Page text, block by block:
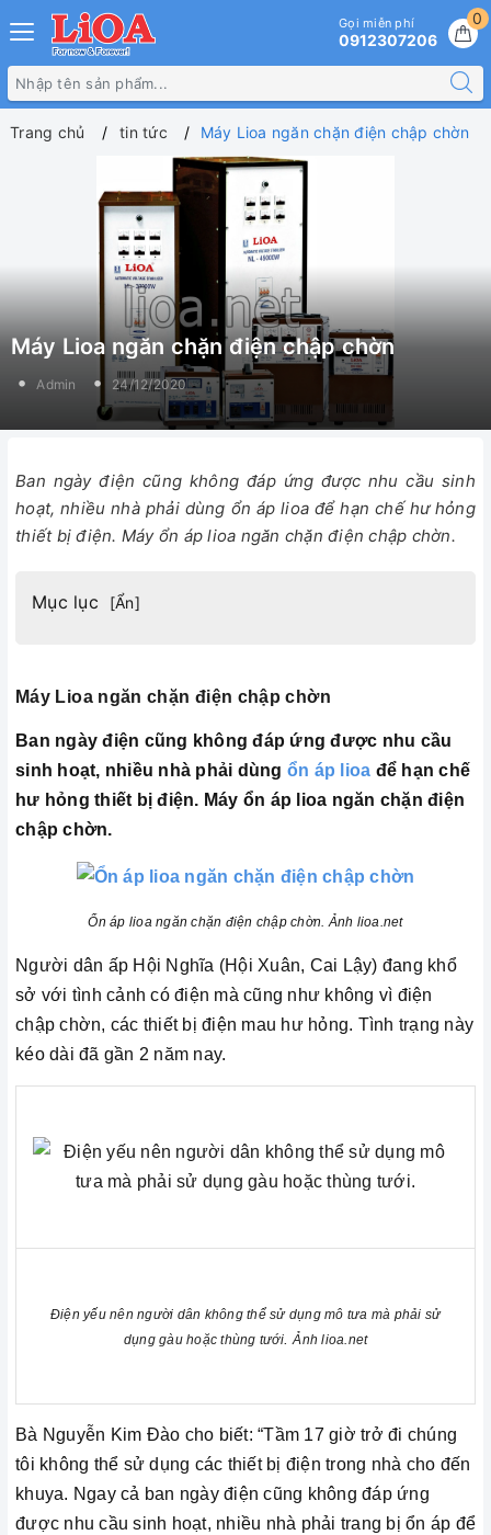
0
Gọi miễn phí
0912307206
Trang chủ tin tức Máy Lioa ngăn chặn điện chập chờn
Máy Lioa ngăn chặn điện chập chờn
Admin 24/12/2020
Ban ngày điện cũng không đáp ứng được nhu cầu sinh
hoạt, nhiều nhà phải dùng ổn áp lioa để hạn chế hư hỏng
thiết bị điện. Máy ổn áp lioa ngăn chặn điện chập chờn.
Mục lục [Ẩn]
Máy Lioa ngăn chặn điện chập chờn
Ban ngày điện cũng không đáp ứng được nhu cầu
sinh hoạt, nhiều nhà phải dùng ổn áp lioa để hạn chế
hư hỏng thiết bị điện. Máy ổn áp lioa ngăn chặn điện
chập chờn.
Ổn áp lioa ngăn chặn điện chập chờn. Ảnh lioa.net
Người dân ấp Hội Nghĩa (Hội Xuân, Cai Lậy) đang khổ
sở với tình cảnh có điện mà cũng như không vì điện
chập chờn, các thiết bị điện mau hư hỏng. Tình trạng này
kéo dài đã gần 2 năm nay.
Điện yếu nên người dân không thể sử dụng mô tưa mà phải sử
dụng gàu hoặc thùng tưới.Ảnh lioa.net
Bà Nguyễn Kim Đào cho biết: “Tầm 17 giờ trở đi chúng
tôi không thể sử dụng các thiết bị điện trong nhà cho đến
khuya. Ngay cả ban ngày điện cũng không đáp ứng
được nhu cầu sinh hoạt, nhiều nhà phải trang bị ổn áp để